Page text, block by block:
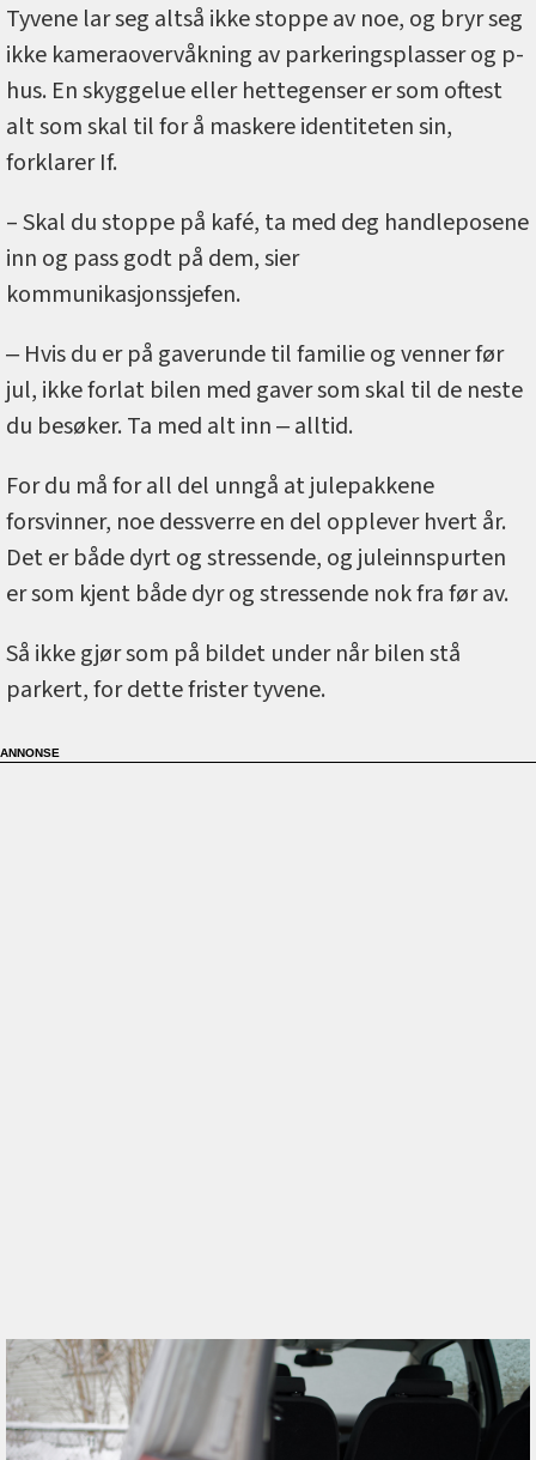
Tyvene lar seg altså ikke stoppe av noe, og bryr seg
ikke kameraovervåkning av parkeringsplasser og p-
hus. En skyggelue eller hettegenser er som oftest
alt som skal til for å maskere identiteten sin,
forklarer If.
– Skal du stoppe på kafé, ta med deg handleposene
inn og pass godt på dem, sier
kommunikasjonssjefen.
‒ Hvis du er på gaverunde til familie og venner før
jul, ikke forlat bilen med gaver som skal til de neste
du besøker. Ta med alt inn ‒ alltid.
For du må for all del unngå at julepakkene
forsvinner, noe dessverre en del opplever hvert år.
Det er både dyrt og stressende, og juleinnspurten
er som kjent både dyr og stressende nok fra før av.
Så ikke gjør som på bildet under når bilen stå
parkert, for dette frister tyvene.